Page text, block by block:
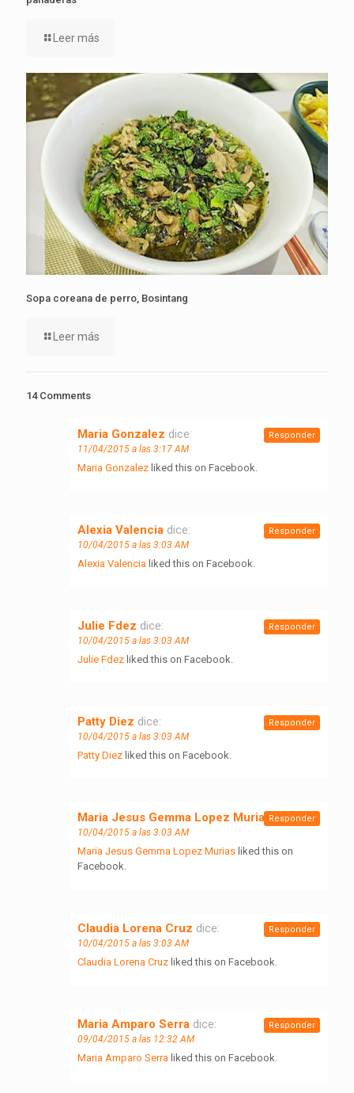
Leer más
Sopa coreana de perro, Bosintang
Leer más
14 Comments
Maria Gonzalez dice:
11/04/2015 a las 3:17 AM
Maria Gonzalez liked this on Facebook.
Responder
Alexia Valencia dice:
10/04/2015 a las 3:03 AM
Alexia Valencia liked this on Facebook.
Responder
Julie Fdez dice:
10/04/2015 a las 3:03 AM
Julie Fdez liked this on Facebook.
Responder
Patty Diez dice:
10/04/2015 a las 3:03 AM
Patty Diez liked this on Facebook.
Responder
Maria Jesus Gemma Lopez Murias dice:
10/04/2015 a las 3:03 AM
Maria Jesus Gemma Lopez Murias liked this on
Facebook.
Responder
Claudia Lorena Cruz dice:
10/04/2015 a las 3:03 AM
Claudia Lorena Cruz liked this on Facebook.
Responder
Maria Amparo Serra dice:
09/04/2015 a las 12:32 AM
Maria Amparo Serra liked this on Facebook.
Responder